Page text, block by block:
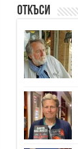
Откъси